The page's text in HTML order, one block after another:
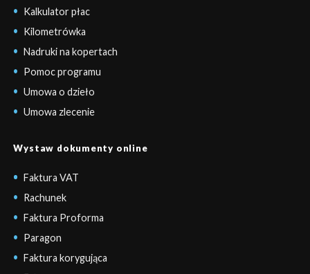
Kalkulator płac
Kilometrówka
Nadruki na kopertach
Pomoc programu
Umowa o dzieło
Umowa zlecenie
Wystaw dokumenty online
Faktura VAT
Rachunek
Faktura Proforma
Paragon
Faktura korygująca